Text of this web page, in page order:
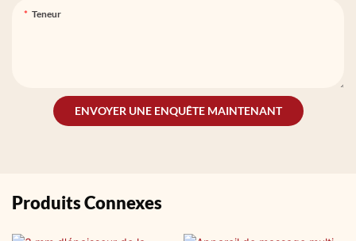
Teneur
ENVOYER UNE ENQUÊTE MAINTENANT
Produits Connexes